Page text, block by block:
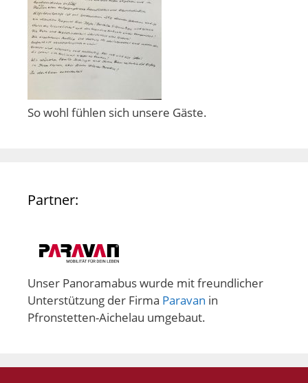
So wohl fühlen sich unsere Gäste.
Partner:
Unser Panoramabus wurde mit freundlicher
Unterstützung der Firma Paravan in
Pfronstetten-Aichelau umgebaut.